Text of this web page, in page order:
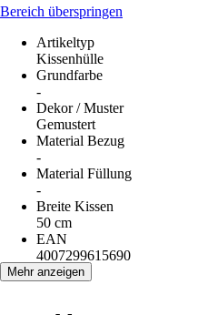
Bereich überspringen
Artikeltyp
Kissenhülle
Grundfarbe
-
Dekor / Muster
Gemustert
Material Bezug
-
Material Füllung
-
Breite Kissen
50 cm
EAN
4007299615690
Mehr anzeigen